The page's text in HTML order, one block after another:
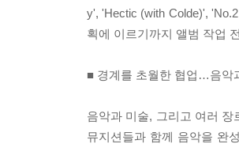
y', 'Hectic (with Colde)',
획에 이르기까지 앨범 작업
■ 경계를 초월한 협업…음악
음악과 미술, 그리고 여러
뮤지션들과 함께 음악을 완